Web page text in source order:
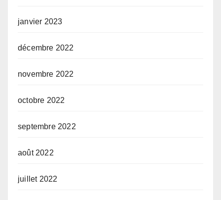
janvier 2023
décembre 2022
novembre 2022
octobre 2022
septembre 2022
août 2022
juillet 2022